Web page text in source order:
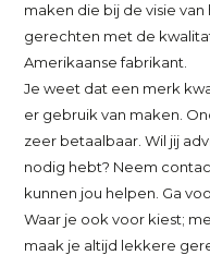
maken die bij de visie
gerechten met de
Amerikaanse fabrikant.
Je weet dat een merk
er gebruik van maken.
zeer betaalbaar. Wil jij
nodig hebt? Neem
kunnen jou helpen. Ga
Waar je ook voor kiest;
maak je altijd lekkere